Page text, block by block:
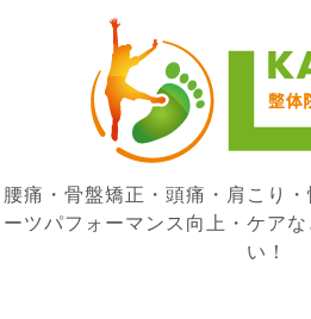
腰痛・骨盤矯正・頭痛・肩こり
ーツパフォーマンス向上・ケア
い！